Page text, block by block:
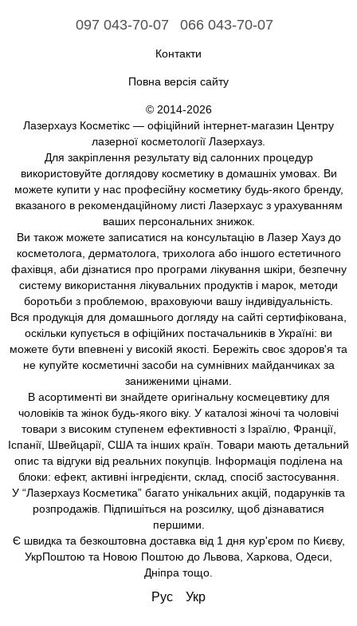
097 043-70-07 066 043-70-07
Контакти
Повна версія сайту
© 2014-2026
Лазерхауз Косметікс — офіційний інтернет-магазин Центру
лазерної косметології Лазерхауз.
Для закріплення результату від салонних процедур
використовуйте доглядову косметику в домашніх умовах. Ви
можете купити у нас професійну косметику будь-якого бренду,
вказаного в рекомендаційному листі Лазерхаус з урахуванням
ваших персональних знижок.
Ви також можете записатися на консультацію в Лазер Хауз до
косметолога, дерматолога, трихолога або іншого естетичного
фахівця, аби дізнатися про програми лікування шкіри, безпечну
систему використання лікувальних продуктів і марок, методи
боротьби з проблемою, враховуючи вашу індивідуальність.
Вся продукція для домашнього догляду на сайті сертифікована,
оскільки купується в офіційних постачальників в Україні: ви
можете бути впевнені у високій якості. Бережіть своє здоров'я та
не купуйте косметичні засоби на сумнівних майданчиках за
заниженими цінами.
В асортименті ви знайдете оригінальну космецевтику для
чоловіків та жінок будь-якого віку. У каталозі жіночі та чоловічі
товари з високим ступенем ефективності з Ізраїлю, Франції,
Іспанії, Швейцарії, США та інших країн. Товари мають детальний
опис та відгуки від реальних покупців. Інформація поділена на
блоки: ефект, активні інгредієнти, склад, спосіб застосування.
У “Лазерхауз Косметика” багато унікальних акцій, подарунків та
розпродажів. Підпишіться на розсилку, щоб дізнаватися
першими.
Є швидка та безкоштовна доставка від 1 дня кур'єром по Києву,
УкрПоштою та Новою Поштою до Львова, Харкова, Одеси,
Дніпра тощо.
Рус Укр